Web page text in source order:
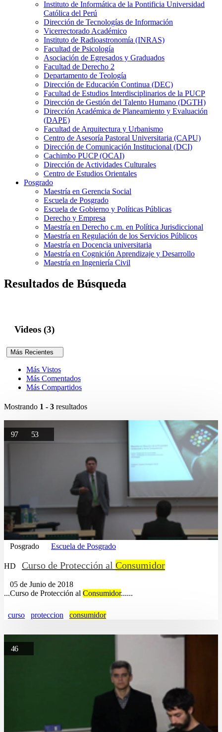
Instituto de Informática de la Pontificia Universidad
Católica del Perú
Dirección de Tecnologías de Información
Vicerrectorado Académico
Instituto de Radioastronomía (INRAS)
Facultad de Psicología
Asociación de Egresados y Graduados
Facultad de Derecho 2
Departamento de Teología
Dirección de Educación Continua (DEC)
Facultad de Estudios Interdisciplinarios de la PUCP
Dirección de Gestión del Talento Humano (DGTH)
Dirección Académica de Planeamiento y Evaluación
(DAPE)
Facultad de Arquitectura y Urbanismo
Centro de Asesoría Pastoral Universitaria (CAPU)
Dirección de Comunicación Institucional (DCI)
Cachimbo PUCP (OCAI)
Dirección de Actividades Culturales
Centro de Estudios Orientales
Posgrado
Maestría en Gerencia Social
Escuela de Posgrado
Escuela de Gobierno y Políticas Públicas
Derecho y Empresa
Maestría en Derecho c.m. en Política Jurisdiccional
Maestría en Regulación de los Servicios Públicos
Maestría en Docencia universitaria
Maestría en Cognición Aprendizaje y Desarrollo
Maestría en Ingeniería Civil
Resultados de Búsqueda
Videos (3)
Más Recientes
Más Vistos
Más Comentados
Más Compartidos
Mostrando 1 - 3 resultados
97 53
Posgrado Escuela de Posgrado
HD Curso de Protección al Consumidor
05 de Junio de 2018
...Curso de Protección al Consumidor......
curso proteccion consumidor
46